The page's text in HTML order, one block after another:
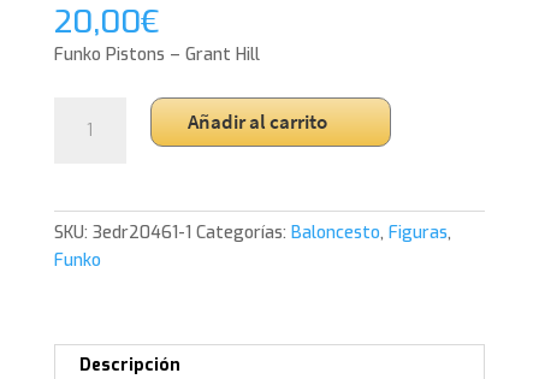
20,00€
Funko Pistons – Grant Hill
Pistons
Hill
cantidad
Añadir al carrito
SKU: 3edr20461-1 Categorías: Baloncesto, Figuras,
Funko
Descripción